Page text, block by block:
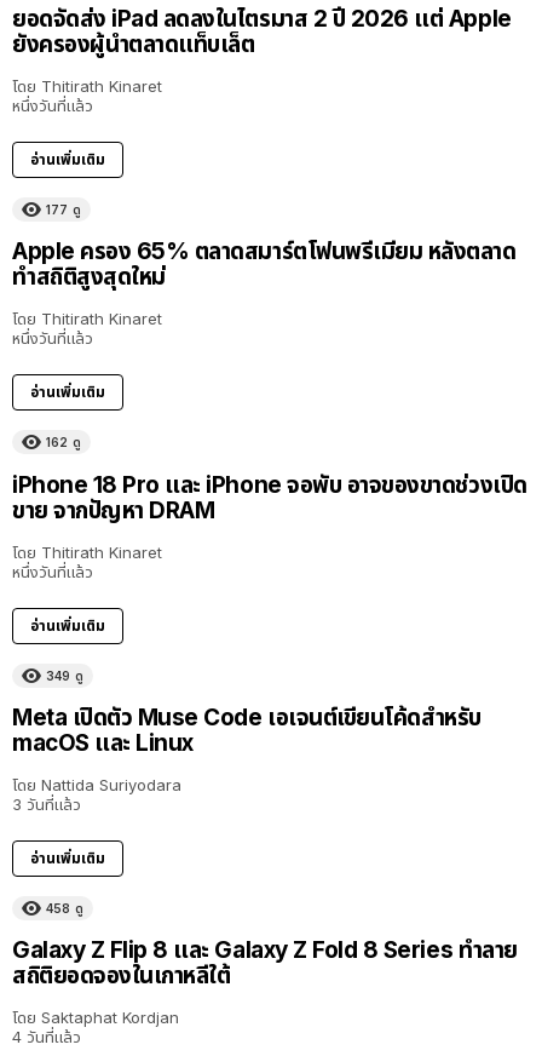
ยอดจัดส่ง iPad ลดลงในไตรมาส 2 ปี 2026 แต่ Apple
ยังครองผู้นำตลาดแท็บเล็ต
โดย Thitirath Kinaret
หนึ่งวันที่แล้ว
อ่านเพิ่มเติม
177 ดู
Apple ครอง 65% ตลาดสมาร์ตโฟนพรีเมียม หลังตลาด
ทำสถิติสูงสุดใหม่
โดย Thitirath Kinaret
หนึ่งวันที่แล้ว
อ่านเพิ่มเติม
162 ดู
iPhone 18 Pro และ iPhone จอพับ อาจของขาดช่วงเปิด
ขาย จากปัญหา DRAM
โดย Thitirath Kinaret
หนึ่งวันที่แล้ว
อ่านเพิ่มเติม
349 ดู
Meta เปิดตัว Muse Code เอเจนต์เขียนโค้ดสำหรับ
macOS และ Linux
โดย Nattida Suriyodara
3 วันที่แล้ว
อ่านเพิ่มเติม
458 ดู
Galaxy Z Flip 8 และ Galaxy Z Fold 8 Series ทำลาย
สถิติยอดจองในเกาหลีใต้
โดย Saktaphat Kordjan
4 วันที่แล้ว